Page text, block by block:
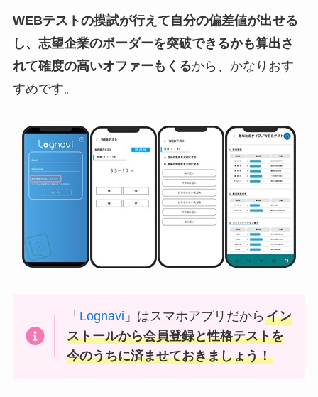
WEBテストの摸試が行えて自分の偏差値が出せる
し、志望企業のボーダーを突破できるかも算出さ
れて確度の高いオファーもくるから、かなりおす
すめです。
「 Lognavi 」はスマホアプリだからイン
ストールから会員登録と性格テストを
今のうちに済ませておきましょう！